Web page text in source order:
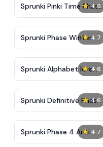
★ 4.6
Sprunki Pinki Time Phase
3
★ 4.7
Sprunki Phase Winter
★ 4.6
Sprunki Alphabet lore
Arabic Phase 3
★ 4.6
Sprunki Definitive Phase
9 New
★ 4.7
Sprunki Phase 4 Anti-
Shifted